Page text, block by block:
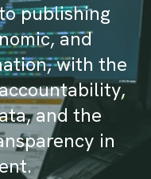
publishing
and
with the
and the
in